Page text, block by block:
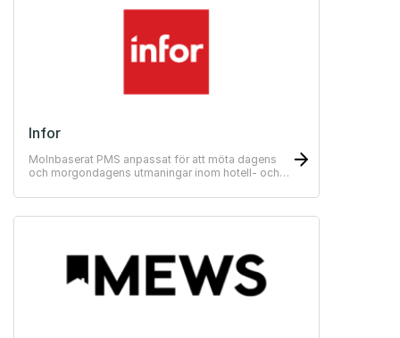
Infor
Molnbaserat PMS anpassat för att möta dagens
och morgondagens utmaningar inom hotell- och